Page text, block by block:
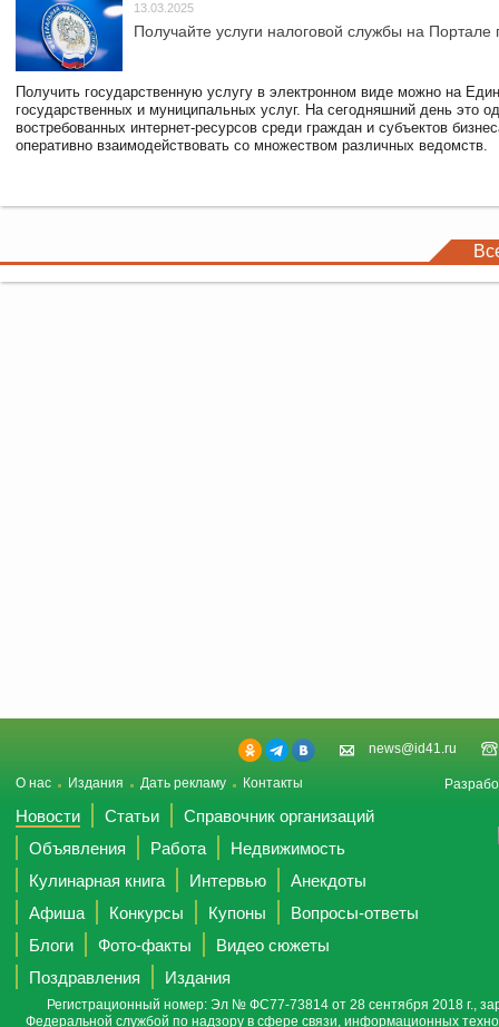
13.03.2025
Получайте услуги налоговой службы на Портале
Получить государственную услугу в электронном виде можно на
государственных и муниципальных услуг. На сегодняшний день это
востребованных интернет-ресурсов среди граждан и субъектов
оперативно взаимодействовать со множеством различных ведомств.
news@id41.ru
О нас Издания Дать рекламу Контакты
Новости Статьи
Справочник организаций
Объявления
Работа
Недвижимость
Кулинарная книга
Интервью
Анекдоты
Афиша
Конкурсы Купоны
Вопросы-ответы
Блоги
Фото-факты
Видео сюжеты
Поздравления
Издания
Регистрационный номер: Эл № ФС77-73814 от 28 сентября 2018 г.,
Федеральной службой по надзору в сфере связи, информационных